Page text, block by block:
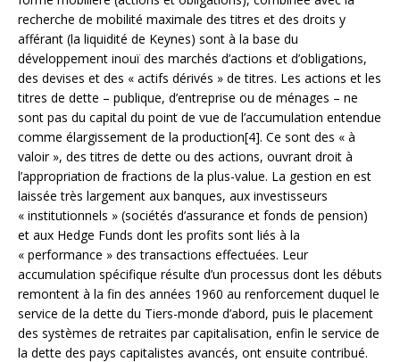
recherche de mobilité maximale des titres et des droits y
afférant (la liquidité de Keynes) sont à la base du
développement inouï des marchés d’actions et d’obligations,
des devises et des « actifs dérivés » de titres. Les actions et les
titres de dette – publique, d’entreprise ou de ménages – ne
sont pas du capital du point de vue de l’accumulation entendue
comme élargissement de la production[4]. Ce sont des « à
valoir », des titres de dette ou des actions, ouvrant droit à
l’appropriation de fractions de la plus-value. La gestion en est
laissée très largement aux banques, aux investisseurs
« institutionnels » (sociétés d’assurance et fonds de pension)
et aux Hedge Funds dont les profits sont liés à la
« performance » des transactions effectuées. Leur
accumulation spécifique résulte d’un processus dont les débuts
remontent à la fin des années 1960 au renforcement duquel le
service de la dette du Tiers-monde d’abord, puis le placement
des systèmes de retraites par capitalisation, enfin le service de
la dette des pays capitalistes avancés, ont ensuite contribué.